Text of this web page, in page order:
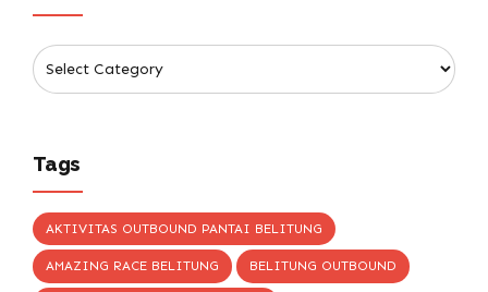
Tags
AKTIVITAS OUTBOUND PANTAI BELITUNG
AMAZING RACE BELITUNG BELITUNG OUTBOUND